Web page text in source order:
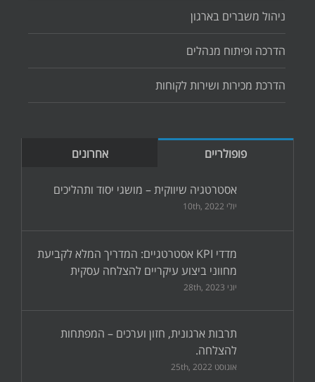
ניהול משברים בארגון
הדרכה ופיתוח מנהלים
הדרכת מכירות ושירות לקוחות
פופולריים אחרונים
אסטרטגיה שיווקית – מושגי יסוד ותהליכים
יולי 10th, 2022
מדדי KPI אסטרטגיים: המדריך המלא לקביעת
מחווני ביצוע עיקריים להצלחה עסקית
יוני 28th, 2023
תרבות ארגונית, חזון וערכים – המפתחות
להצלחה.
אוגוסט 25th, 2022